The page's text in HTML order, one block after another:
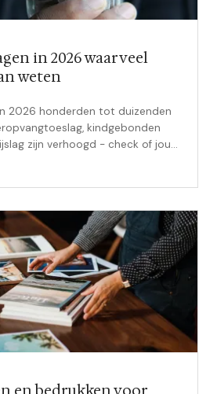
in 2026 waar veel
weten
2026 honderden tot duizenden
kindgebonden
zijn verhoogd - check of jouw